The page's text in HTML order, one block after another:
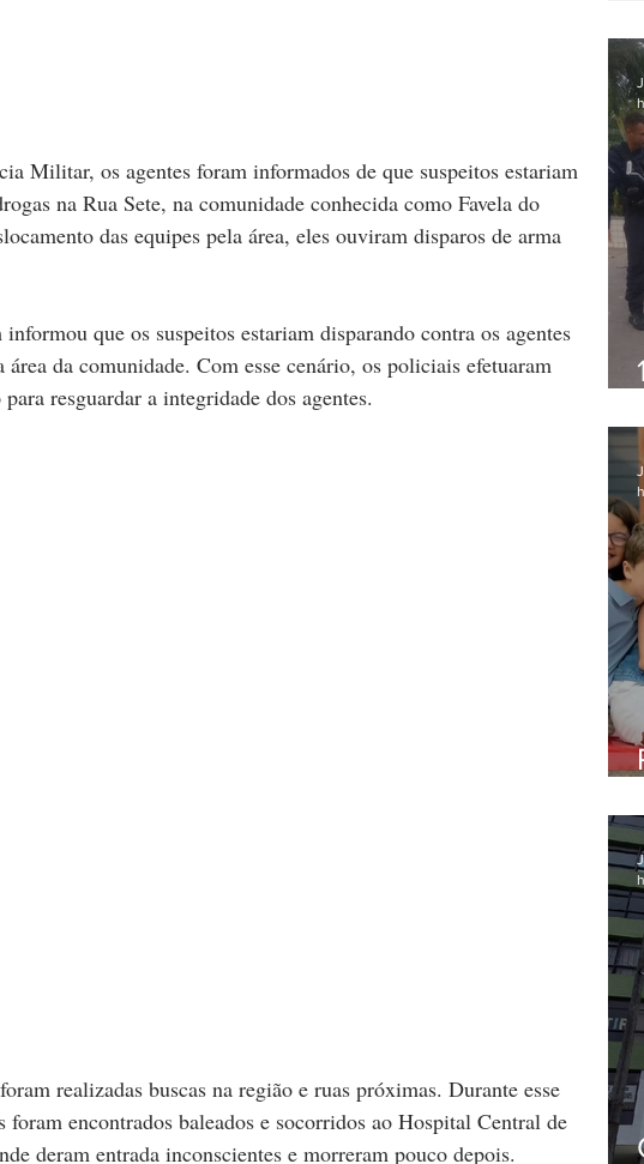
Militar, os agentes foram informados de que suspeitos estariam
na Rua Sete, na comunidade conhecida como Favela do
das equipes pela área, eles ouviram disparos de arma
que os suspeitos estariam disparando contra os agentes
área da comunidade. Com esse cenário, os policiais efetuaram
resguardar a integridade dos agentes.
realizadas buscas na região e ruas próximas. Durante esse
foram encontrados baleados e socorridos ao Hospital Central de
deram entrada inconscientes e morreram pouco depois.